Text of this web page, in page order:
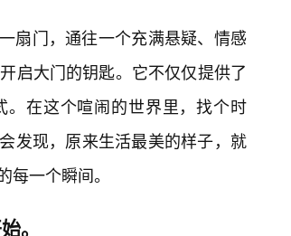
扇门，通往一个充满悬疑、情感
启大门的钥匙。它不仅仅提供了
。在这个喧闹的世界里，找个时
发现，原来生活最美的样子，就
一个瞬间。
。